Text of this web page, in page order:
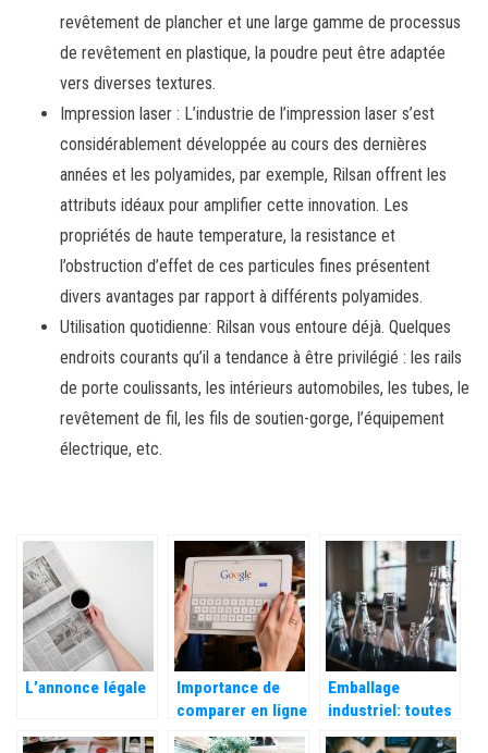
revêtement de plancher et une large gamme de processus
de revêtement en plastique, la poudre peut être adaptée
vers diverses textures.
Impression laser : L’industrie de l’impression laser s’est
considérablement développée au cours des dernières
années et les polyamides, par exemple, Rilsan offrent les
attributs idéaux pour amplifier cette innovation. Les
propriétés de haute temperature, la resistance et
l’obstruction d’effet de ces particules fines présentent
divers avantages par rapport à différents polyamides.
Utilisation quotidienne: Rilsan vous entoure déjà. Quelques
endroits courants qu’il a tendance à être privilégié : les rails
de porte coulissants, les intérieurs automobiles, les tubes, le
revêtement de fil, les fils de soutien-gorge, l’équipement
électrique, etc.
L’annonce légale
Importance de
comparer en ligne
avant d’acheter
Emballage
industriel: toutes
les raisons